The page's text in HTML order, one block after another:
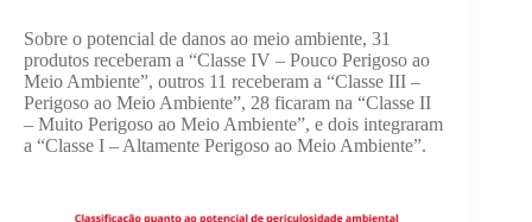
Sobre o potencial de danos ao meio ambiente, 31
produtos receberam a “Classe IV – Pouco Perigoso ao
Meio Ambiente”, outros 11 receberam a “Classe III –
Perigoso ao Meio Ambiente”, 28 ficaram na “Classe II
– Muito Perigoso ao Meio Ambiente”, e dois integraram
a “Classe I – Altamente Perigoso ao Meio Ambiente”.